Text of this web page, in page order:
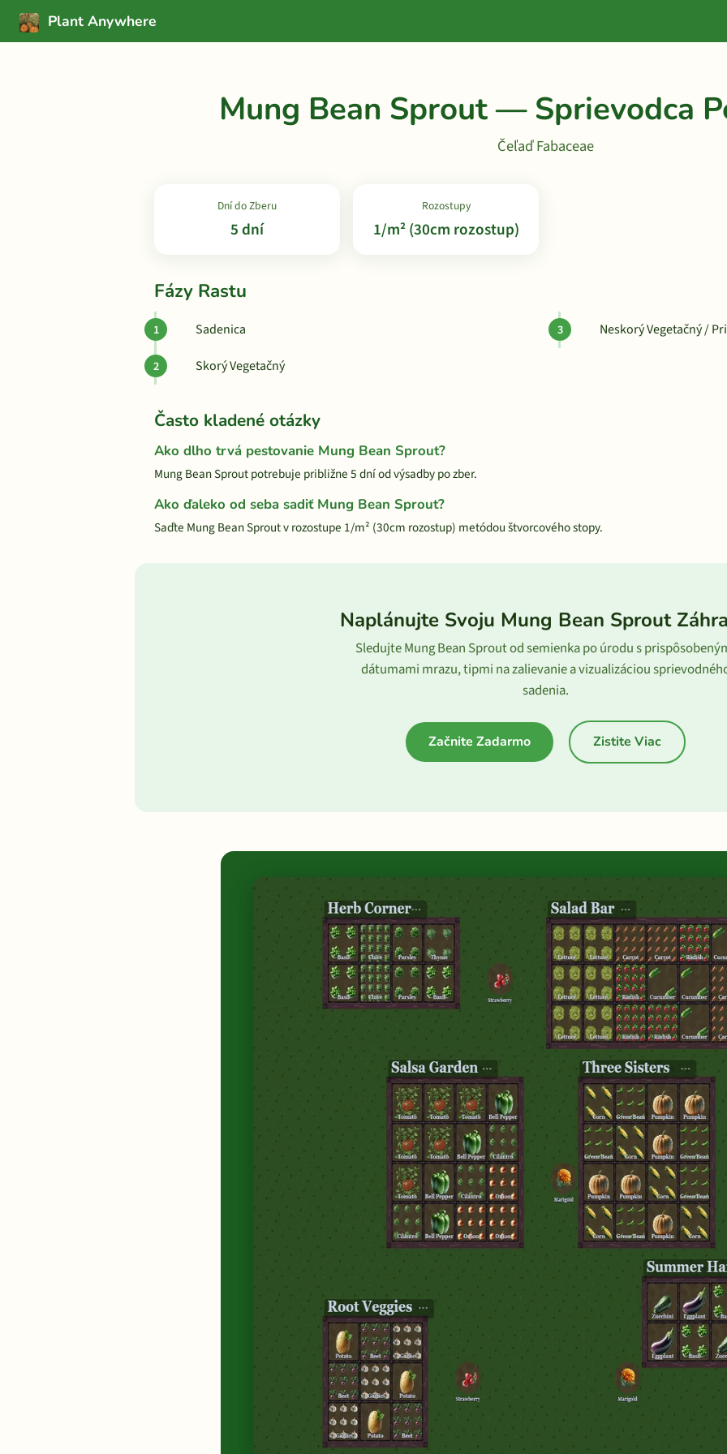
Plant Anywhere
Mung Bean Sprout — Sprievodca
Čeľaď Fabaceae
Dní do Zberu
5 dní
Rozostupy
1/m² (30cm rozostup)
Fázy Rastu
Sadenica
Skorý Vegetačný
Neskorý Vegetačný /
Často kladené otázky
Ako dlho trvá pestovanie Mung Bean Sprout?
Mung Bean Sprout potrebuje približne 5 dní od výsadby po zber.
Ako ďaleko od seba sadiť Mung Bean Sprout?
Saďte Mung Bean Sprout v rozostupe 1/m² (30cm rozostup) metódou štvorcového stopy.
Naplánujte Svoju Mung Bean Sprout
Sledujte Mung Bean Sprout od semienka po úrodu s
dátumami mrazu, tipmi na zalievanie a vizualizáciou
sadenia.
Začnite Zadarmo Zistite Viac